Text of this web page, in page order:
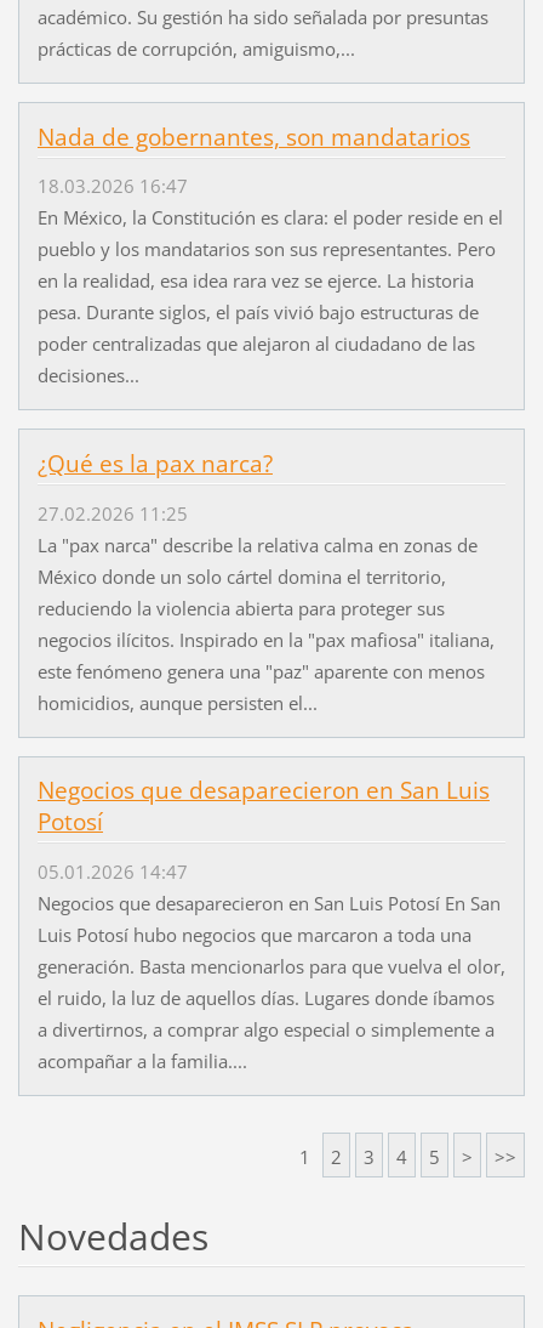
académico. Su gestión ha sido señalada por presuntas
prácticas de corrupción, amiguismo,...
Nada de gobernantes, son mandatarios
18.03.2026 16:47
En México, la Constitución es clara: el poder reside en el
pueblo y los mandatarios son sus representantes. Pero
en la realidad, esa idea rara vez se ejerce. La historia
pesa. Durante siglos, el país vivió bajo estructuras de
poder centralizadas que alejaron al ciudadano de las
decisiones...
¿Qué es la pax narca?
27.02.2026 11:25
La "pax narca" describe la relativa calma en zonas de
México donde un solo cártel domina el territorio,
reduciendo la violencia abierta para proteger sus
negocios ilícitos. Inspirado en la "pax mafiosa" italiana,
este fenómeno genera una "paz" aparente con menos
homicidios, aunque persisten el...
Negocios que desaparecieron en San Luis
Potosí
05.01.2026 14:47
Negocios que desaparecieron en San Luis Potosí En San
Luis Potosí hubo negocios que marcaron a toda una
generación. Basta mencionarlos para que vuelva el olor,
el ruido, la luz de aquellos días. Lugares donde íbamos
a divertirnos, a comprar algo especial o simplemente a
acompañar a la familia....
1 2 3 4 5 > >>
Novedades